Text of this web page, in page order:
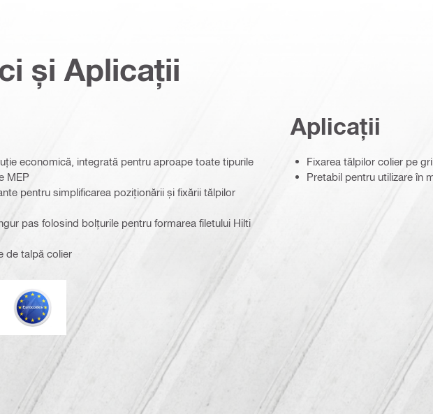
și Aplicații
economică, integrată pentru aproape toate tipurile
MEP
pentru simplificarea poziționării și fixării tălpilor
pas folosind bolțurile pentru formarea filetului Hilti
de talpă colier
Eurocod
Aplicații
Fixarea tălpilor colier pe
Pretabil pentru utilizare în